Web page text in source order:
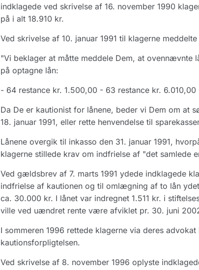
indklagede ved skrivelse af 16. november 1990
på i alt 18.910 kr.
Ved skrivelse af 10. januar 1991 til klagerne
"Vi beklager at måtte meddele Dem, at ovennævnte
på optagne lån:
- 64 restance kr. 1.500,00 - 63 restance kr.
Da De er kautionist for lånene, beder vi Dem om at
18. januar 1991, eller rette henvendelse til
Lånene overgik til inkasso den 31. januar 1991,
klagerne stillede krav om indfrielse af "det samlede
Ved gældsbrev af 7. marts 1991 ydede indklagede
indfrielse af kautionen og til omlægning af to lån
ca. 30.000 kr. I lånet var indregnet 1.511 kr. i
ville ved uændret rente være afviklet pr. 30. juni
I sommeren 1996 rettede klagerne via deres
kautionsforpligtelsen.
Ved skrivelse af 8. november 1996 oplyste